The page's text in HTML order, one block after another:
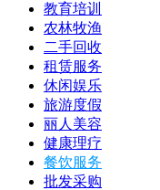
教育培训
农林牧渔
二手回收
租赁服务
休闲娱乐
旅游度假
丽人美容
健康理疗
餐饮服务
批发采购